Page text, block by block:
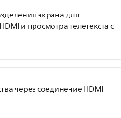
экрана для
и просмотра телетекста с
через соединение HDMI